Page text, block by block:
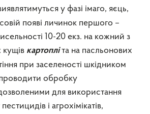
у фазі імаго, яєць,
появі личинок першого –
10-20 екз. на кожний з
кущів картопліта на пасльонових
при заселеності шкідником
обробку
для використання
і агрохімікатів,